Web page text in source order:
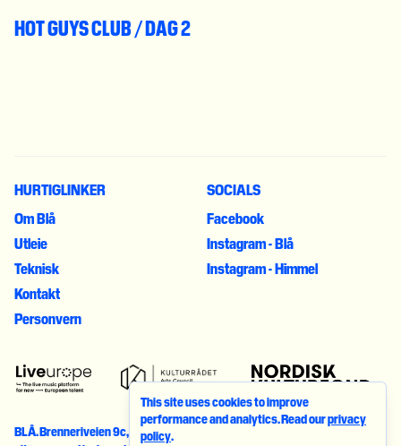
HOT GUYS CLUB / DAG 2
HURTIGLINKER
Om Blå
Utleie
Teknisk
Kontakt
Personvern
SOCIALS
Facebook
Instagram - Blå
Instagram - Himmel
BLÅ.Brenneriveien 9c, 0182Oslo
. © 2023. All rights reserved
This site uses cookies to improve
performance and analytics. Read ourprivacy
policy.